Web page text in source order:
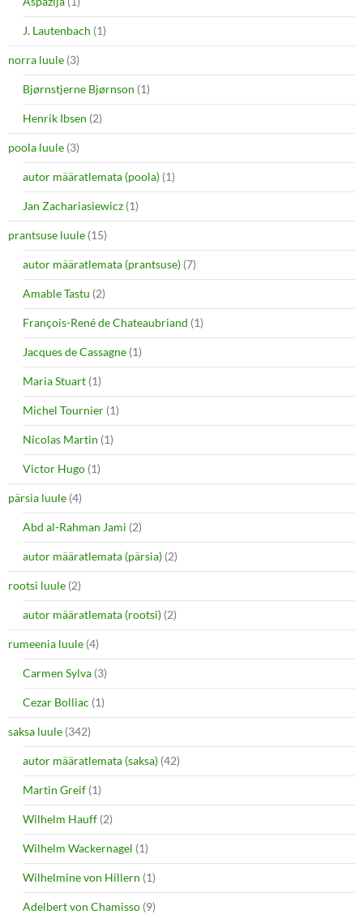
J. Lautenbach (1)
norra luule (3)
Bjørnstjerne Bjørnson (1)
Henrik Ibsen (2)
poola luule (3)
autor määratlemata (poola) (1)
Jan Zachariasiewicz (1)
prantsuse luule (15)
autor määratlemata (prantsuse) (7)
Amable Tastu (2)
François-René de Chateaubriand (1)
Jacques de Cassagne (1)
Maria Stuart (1)
Michel Tournier (1)
Nicolas Martin (1)
Victor Hugo (1)
pärsia luule (4)
Abd al-Rahman Jami (2)
autor määratlemata (pärsia) (2)
rootsi luule (2)
autor määratlemata (rootsi) (2)
rumeenia luule (4)
Carmen Sylva (3)
Cezar Bolliac (1)
saksa luule (342)
autor määratlemata (saksa) (42)
Martin Greif (1)
Wilhelm Hauff (2)
Wilhelm Wackernagel (1)
Wilhelmine von Hillern (1)
Adelbert von Chamisso (9)